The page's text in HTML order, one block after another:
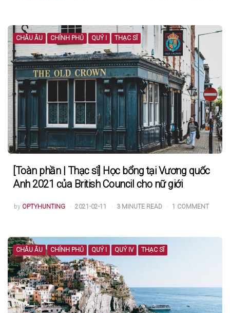
CHÂU ÂU CHÍNH PHỦ QUÝ I THẠC SĨ
[Toàn phần | Thạc sĩ] Học bổng tại Vương quốc
Anh 2021 của British Council cho nữ giới
POSTED
BY
by OPTYHUNTING 2021-02-11 3MINUTE READ 1 COMMENT
CHÂU ÂU CHÍNH PHỦ QUÝ I QUÝ IV THẠC SĨ